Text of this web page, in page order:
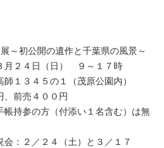
～初公開の遺作と千葉県の風景～
月２４日（日） ９～１７時
１３４５の１（茂原公園内）
、前売４００円
持参の方（付添い１名含む）は無
会：２／２４（土）と３／１７